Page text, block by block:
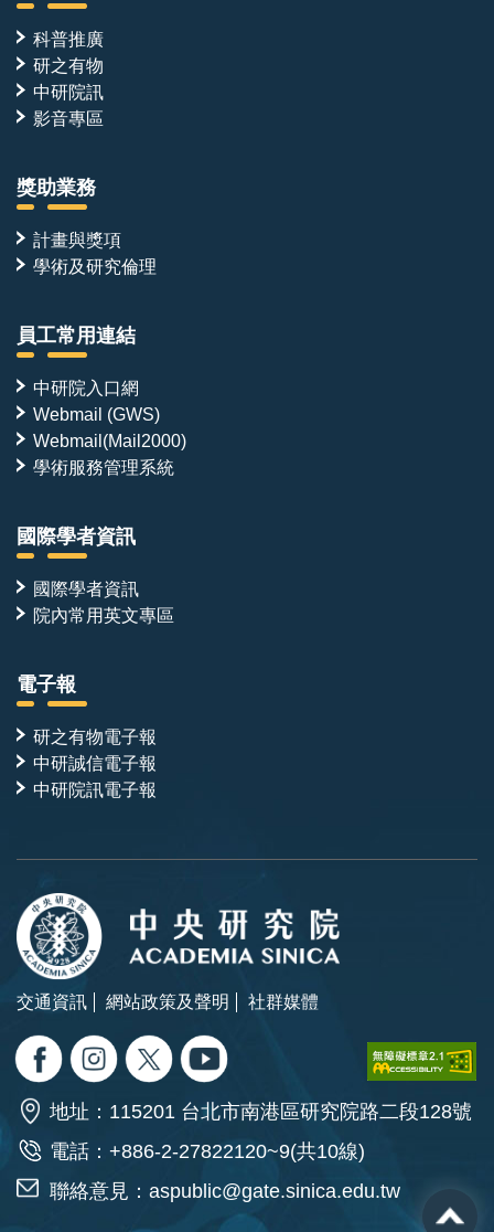
科普推廣
研之有物
中研院訊
影音專區
獎助業務
計畫與獎項
學術及研究倫理
員工常用連結
中研院入口網
Webmail (GWS)
Webmail(Mail2000)
學術服務管理系統
國際學者資訊
國際學者資訊
院內常用英文專區
電子報
研之有物電子報
中研誠信電子報
中研院訊電子報
交通資訊 網站政策及聲明 社群媒體
地址：115201 台北市南港區研究院路二段128號
電話：+886-2-27822120~9(共10線)
聯絡意見： aspublic@gate.sinica.edu.tw